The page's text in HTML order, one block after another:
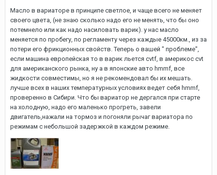
Масло в вариаторе в принципе светлое, и чаще всего не меняет
своего цвета, (не знаю сколько надо его не менять, что бы оно
потемнело или как надо насиловать варик). у нас масло
меняется по пробегу, по регламенту через каждые 45000км., из за
потери его фрикционных свойств. Теперь о вашей " проблеме",
если машина европейская то в варик льется cvtf, в америкос cvt
для американского рынка, ну а в японские авто hmmf, все
жидкости совместимы, но я не рекомендовал бы их мешать.
лучше всех в наших температурных условиях ведет себя hmmf,
проверенно в Сибири. Что бы вариатор не дергался при старте
на холодную, надо его маленько прогреть, завели
двигатель,нажали на тормоз и погоняли рычаг вариатора по
режимам с небольшой задержкой в каждом режиме.